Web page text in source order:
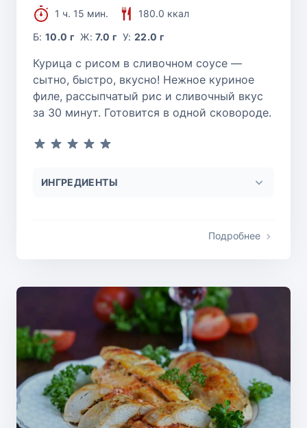
1 ч. 15 мин.
180.0 ккал
Б:10.0 г Ж:7.0 г У:22.0 г
Курица с рисом в сливочном соусе —
сытно, быстро, вкусно! Нежное куриное
филе, рассыпчатый рис и сливочный вкус
за 30 минут. Готовится в одной сковороде.
ИНГРЕДИЕНТЫ
Подробнее